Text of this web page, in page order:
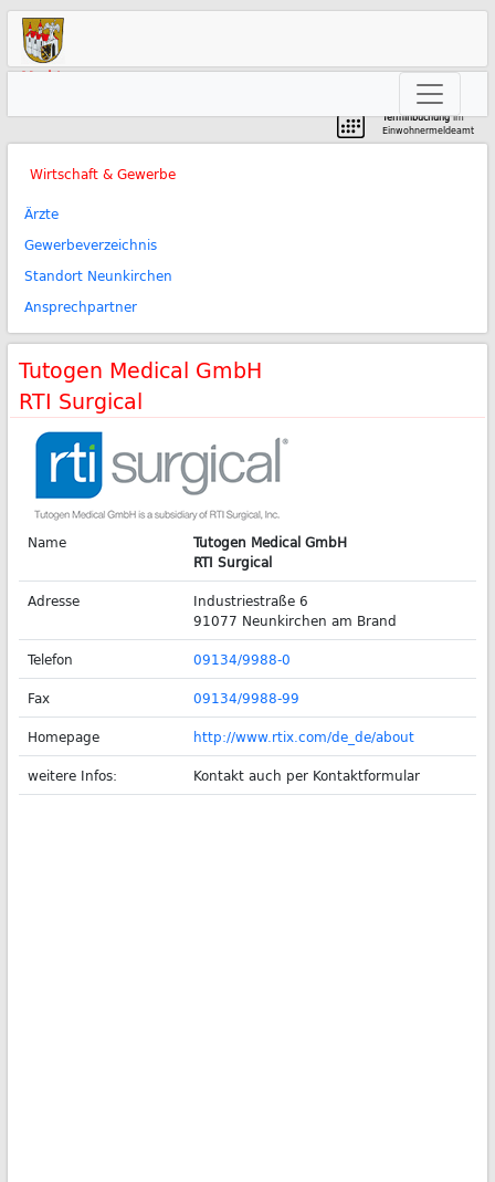
Markt
Terminbuchungim
Einwohnermeldeamt
Wirtschaft & Gewerbe
Ärzte
Gewerbeverzeichnis
Standort Neunkirchen
Ansprechpartner
Tutogen Medical GmbH
RTI Surgical
Name
Tutogen Medical GmbH
RTI Surgical
Adresse
Industriestraße 6
91077 Neunkirchen am Brand
Telefon
09134/9988-0
Fax
09134/9988-99
Homepage
http://www.rtix.com/de_de/about
weitere Infos:
Kontakt auch per Kontaktformular